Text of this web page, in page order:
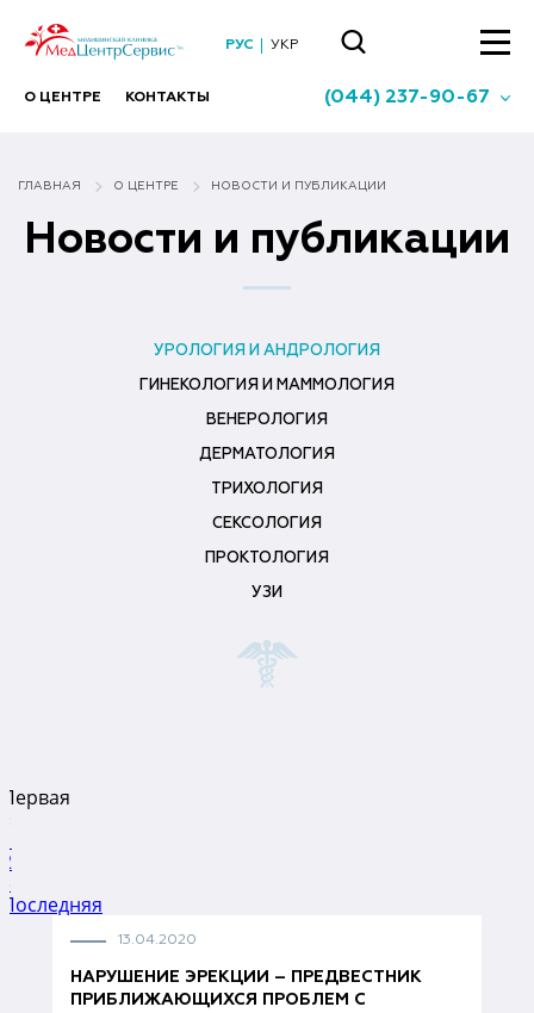
РУС УКР
О ЦЕНТРЕ КОНТАКТЫ (044) 237-90-67
ГЛАВНАЯ О ЦЕНТРЕ НОВОСТИ И ПУБЛИКАЦИИ
Новости и публикации
УРОЛОГИЯ И АНДРОЛОГИЯ
ГИНЕКОЛОГИЯ И МАММОЛОГИЯ
ВЕНЕРОЛОГИЯ
ДЕРМАТОЛОГИЯ
ТРИХОЛОГИЯ
СЕКСОЛОГИЯ
ПРОКТОЛОГИЯ
УЗИ
Первая
2
Последняя
13.04.2020
НАРУШЕНИЕ ЭРЕКЦИИ – ПРЕДВЕСТНИК
ПРИБЛИЖАЮЩИХСЯ ПРОБЛЕМ С